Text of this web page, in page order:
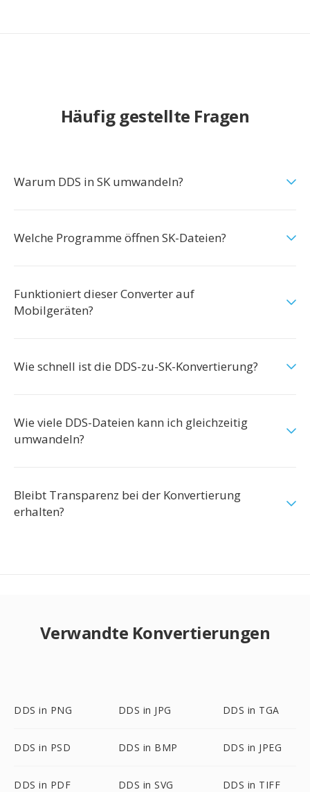
Häufig gestellte Fragen
Warum DDS in SK umwandeln?
Welche Programme öffnen SK-Dateien?
Funktioniert dieser Converter auf
Mobilgeräten?
Wie schnell ist die DDS-zu-SK-Konvertierung?
Wie viele DDS-Dateien kann ich gleichzeitig
umwandeln?
Bleibt Transparenz bei der Konvertierung
erhalten?
Verwandte Konvertierungen
DDS in PNG DDS in JPG DDS in TGA
DDS in PSD DDS in BMP DDS in JPEG
DDS in PDF DDS in SVG DDS in TIFF